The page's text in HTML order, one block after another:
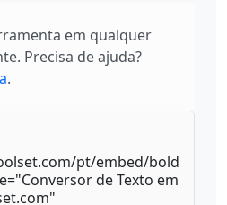
em qualquer
Precisa de ajuda?
.